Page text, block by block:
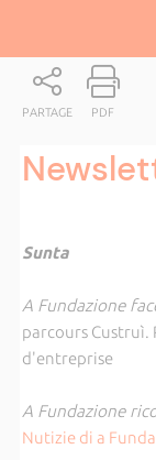
PARTAGE PDF
Sunta
A Fundazione
parcours Custruì.
d'entreprise
A Fundazione
Nutizie di a